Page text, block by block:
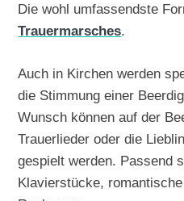
Die wohl umfassendste
Trauermarsches.
Auch in Kirchen werden
die Stimmung einer
Wunsch können auf der
Trauerlieder oder die
gespielt werden. Passend
Klavierstücke,